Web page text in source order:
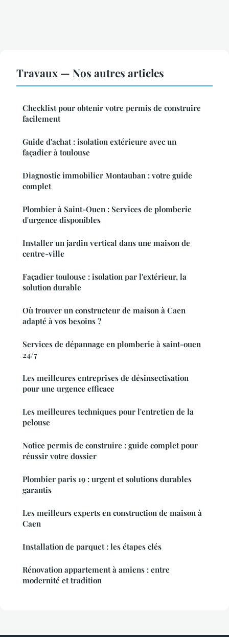
Travaux — Nos autres articles
Checklist pour obtenir votre permis de construire
facilement
Guide d'achat : isolation extérieure avec un
façadier à toulouse
Diagnostic immobilier Montauban : votre guide
complet
Plombier à Saint-Ouen : Services de plomberie
d'urgence disponibles
Installer un jardin vertical dans une maison de
centre-ville
Façadier toulouse : isolation par l'extérieur, la
solution durable
Où trouver un constructeur de maison à Caen
adapté à vos besoins ?
Services de dépannage en plomberie à saint-ouen
24/7
Les meilleures entreprises de désinsectisation
pour une urgence efficace
Les meilleures techniques pour l'entretien de la
pelouse
Notice permis de construire : guide complet pour
réussir votre dossier
Plombier paris 19 : urgent et solutions durables
garantis
Les meilleurs experts en construction de maison à
Caen
Installation de parquet : les étapes clés
Rénovation appartement à amiens : entre
modernité et tradition